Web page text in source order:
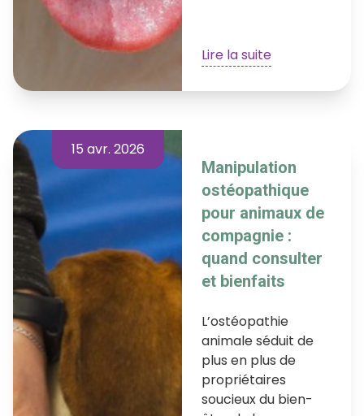
Lire la suite
15 avr. 2026
Manipulation
ostéopathique
pour animaux de
compagnie :
quand consulter
et bienfaits
L’ostéopathie
animale séduit de
plus en plus de
propriétaires
soucieux du bien-